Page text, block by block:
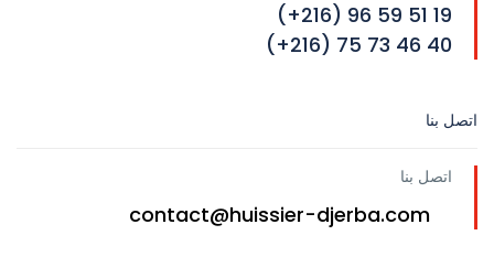
19 51 59 96 (216+)
40 46 73 75 (216+)
اتصل بنا
اتصل بنا
contact@huissier-djerba.com